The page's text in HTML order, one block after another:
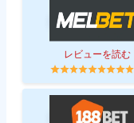
レビューを読む